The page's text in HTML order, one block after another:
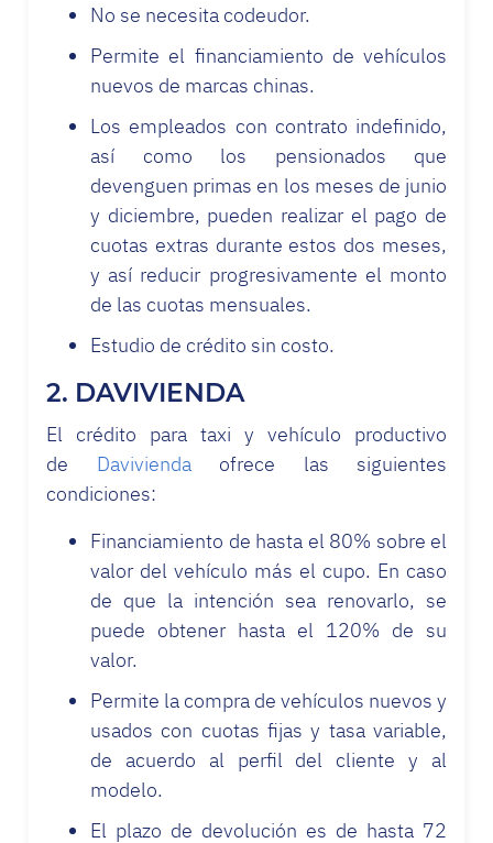
No se necesita codeudor.
Permite el financiamiento de vehículos
nuevos de marcas chinas.
Los empleados con contrato indefinido,
así como los pensionados que
devenguen primas en los meses de junio
y diciembre, pueden realizar el pago de
cuotas extras durante estos dos meses,
y así reducir progresivamente el monto
de las cuotas mensuales.
Estudio de crédito sin costo.
2. DAVIVIENDA
El crédito para taxi y vehículo productivo
de Daviviendaofrece las siguientes
condiciones:
Financiamiento de hasta el 80% sobre el
valor del vehículo más el cupo. En caso
de que la intención sea renovarlo, se
puede obtener hasta el 120% de su
valor.
Permite la compra de vehículos nuevos y
usados con cuotas fijas y tasa variable,
de acuerdo al perfil del cliente y al
modelo.
El plazo de devolución es de hasta 72